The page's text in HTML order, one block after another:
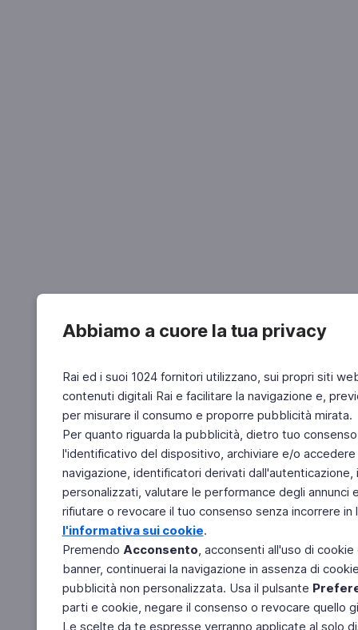
Abbiamo a cuore la tua privacy
Rai ed i suoi 1024 fornitori utilizzano, sui propri siti
contenuti digitali Rai e facilitare la navigazione e,
per misurare il consumo e proporre pubblicità mirata.
Per quanto riguarda la pubblicità, dietro tuo
l'identificativo del dispositivo, archiviare e/o
navigazione, identificatori derivati
personalizzati, valutare le performance degli
rifiutare o revocare il tuo consenso senza incorrere
l'informativa sui cookie.
Premendo Acconsento, acconsenti all'uso di
banner, continuerai la navigazione in assenza di
pubblicità non personalizzata. Usa il pulsante
parti e cookie, negare il consenso o revocare quello
Le scelte da te espresse verranno applicate al solo